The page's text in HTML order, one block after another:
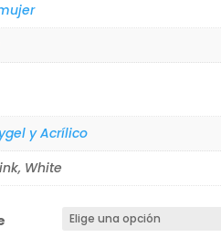
y Acrílico
White